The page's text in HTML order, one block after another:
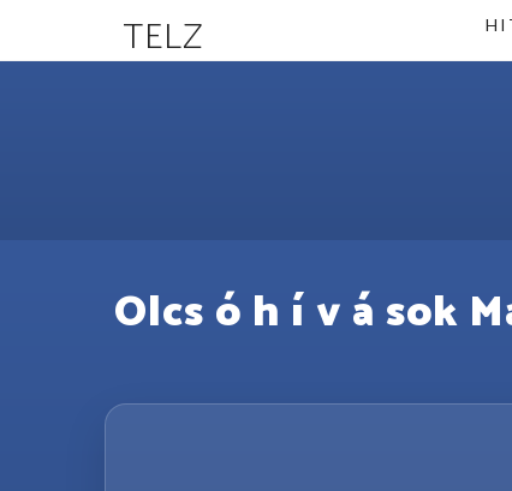
TELZ
Olcs ó h í v á sok